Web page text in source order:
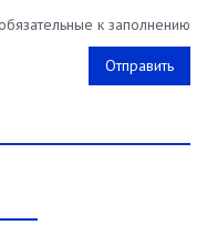
к заполнению